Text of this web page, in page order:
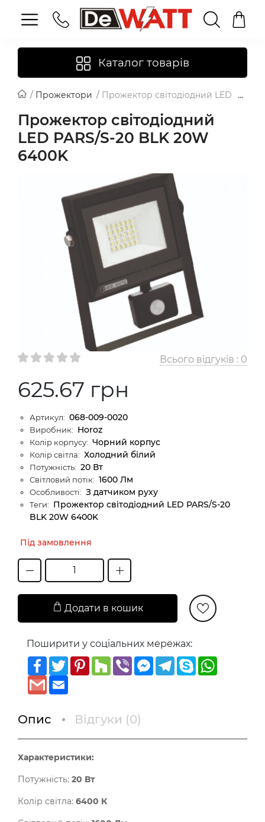
Каталог товарів
Прожектори Прожектор світодіодний LED PARS/
Прожектор світодіодний
LED PARS/S-20 BLK 20W
6400K
Всього відгуків : 0
625.67 грн
Артикул: 068-009-0020
Виробник: Horoz
Колір корпусу: Чорний корпус
Колір світла: Холодний білий
Потужність: 20 Вт
Світловий потік: 1600 Лм
Особливості: З датчиком руху
Теги: Прожектор світодіодний LED PARS/S-20
BLK 20W 6400K
Під замовлення
Додати в кошик
Поширити у соціальних мережах:
Facebook
TwitterPinterest
HouzzViberMessenger
Telegram
Skype
Gmail
Опис Відгуки (0)
Характеристики:
Потужність: 20 Вт
Колір світла: 6400 К